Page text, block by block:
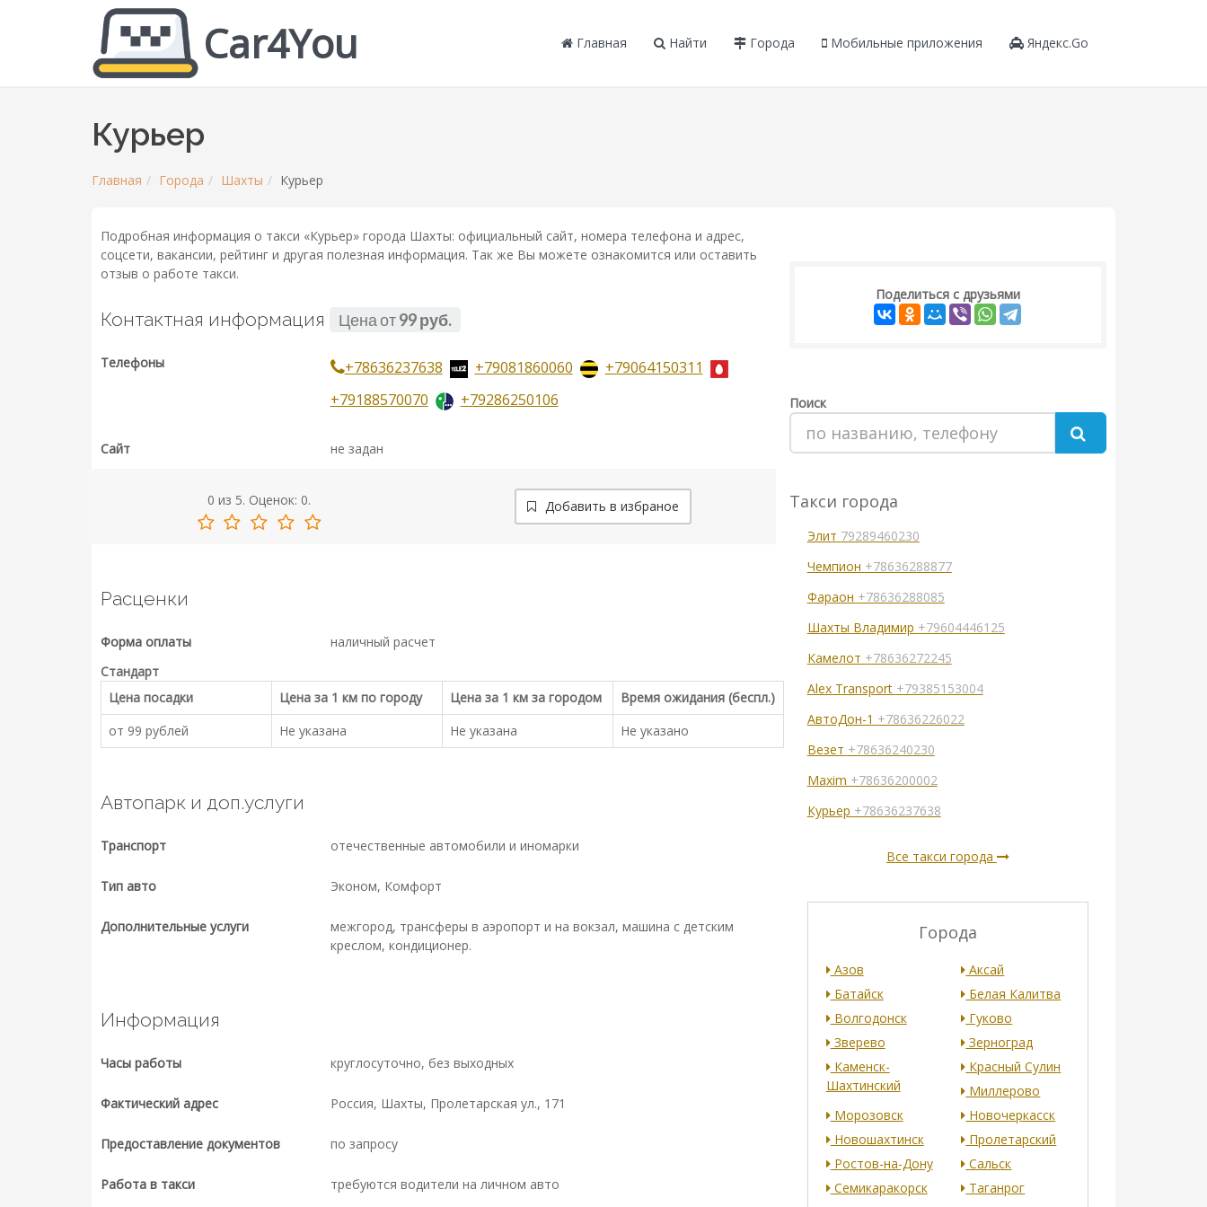
Car4You Главная Найти Города Мобильные приложения Яндекс.Go
Курьер
Главная Города Шахты Курьер
Подробная информация о такси «Курьер» города Шахты: официальный сайт, номера телефона и адрес,
соцсети, вакансии, рейтинг и другая полезная информация. Так же Вы можете ознакомится или оставить
отзыв о работе такси.
Контактная информация Цена от99 руб.
Телефоны +78636237638 +79081860060
+79064150311
+79188570070
+79286250106
Сайт не задан
0 из 5. Оценок: 0. Добавить в избраное
Расценки
Форма оплаты
наличный расчет
Стандарт
Цена посадки
Цена за 1 км по городу Цена за 1 км за городом
Время ожидания (беспл.)
от 99 рублей
Не указана Не указана Не указано
Автопарк и доп.услуги
Транспорт отечественные автомобили и иномарки
Тип авто Эконом, Комфорт
Дополнительные услуги
межгород, трансферы в аэропорт и на вокзал, машина с детским
креслом, кондиционер.
Информация
Часы работы круглосуточно, без выходных
Фактический адрес Россия, Шахты, Пролетарская ул., 171
Предоставление документов по запросу
Работа в такси требуются водители на личном авто
Поделиться с друзьями
Поиск
Такси города
Элит 79289460230
Чемпион +78636288877
Фараон +78636288085
Шахты Владимир +79604446125
Камелот +78636272245
Alex Transport +79385153004
АвтоДон-1 +78636226022
Везет +78636240230
Maxim +78636200002
Курьер +78636237638
Все такси города
Города
Азов
Аксай
Батайск
Белая Калитва
Волгодонск
Гуково
Зверево
Зерноград
Каменск-
Шахтинский
Красный Сулин
Миллерово
Морозовск
Новочеркасск
Новошахтинск
Пролетарский
Ростов-на-Дону
Сальск
Семикаракорск
Таганрог